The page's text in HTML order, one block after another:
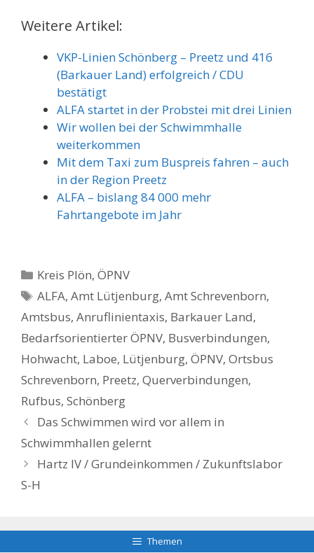
Weitere Artikel:
VKP-Linien Schönberg – Preetz und 416
(Barkauer Land) erfolgreich / CDU
bestätigt
ALFA startet in der Probstei mit drei Linien
Wir wollen bei der Schwimmhalle
weiterkommen
Mit dem Taxi zum Buspreis fahren – auch
in der Region Preetz
ALFA – bislang 84 000 mehr
Fahrtangebote im Jahr
Kategorien
Kreis Plön,ÖPNV
Schlagwörter
ALFA,Amt Lütjenburg,Amt Schrevenborn,
Amtsbus, Anruflinientaxis, Barkauer Land,
Bedarfsorientierter ÖPNV, Busverbindungen,
Hohwacht, Laboe, Lütjenburg, ÖPNV, Ortsbus
Schrevenborn, Preetz, Querverbindungen,
Rufbus, Schönberg
Das Schwimmen wird vor allem in
Schwimmhallen gelernt
Hartz IV / Grundeinkommen / Zukunftslabor
S-H
Themen